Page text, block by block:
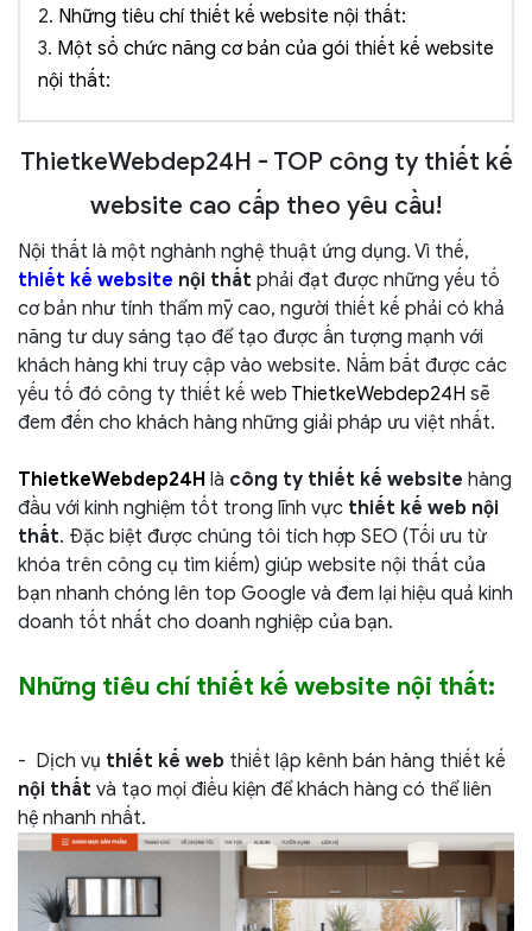
2. Những tiêu chí thiết kế website nội thất:
3. Một số chức năng cơ bản của gói thiết kế website
nội thất:
ThietkeWebdep24H - TOP công ty thiết kế
website cao cấp theo yêu cầu!
Nội thất là một nghành nghệ thuật ứng dụng. Vì thế,
thiết kế website nội thất phải đạt được những yếu tố
cơ bản như tính thẩm mỹ cao, người thiết kế phải có khả
năng tư duy sáng tạo để tạo được ấn tượng mạnh với
khách hàng khi truy cập vào website. Nắm bắt được các
yếu tố đó công ty thiết kế web ThietkeWebdep24H sẽ
đem đến cho khách hàng những giải pháp ưu việt nhất.
ThietkeWebdep24H là công ty thiết kế website hàng
đầu với kinh nghiệm tốt trong lĩnh vực thiết kế web nội
thất. Đặc biệt được chúng tôi tích hợp SEO (Tối ưu từ
khóa trên công cụ tìm kiếm) giúp website nội thất của
bạn nhanh chóng lên top Google và đem lại hiệu quả kinh
doanh tốt nhất cho doanh nghiệp của bạn.
Những tiêu chí thiết kế website nội thất:
- Dịch vụ thiết kế web thiết lập kênh bán hàng thiết kế
nội thất và tạo mọi điều kiện để khách hàng có thể liên
hệ nhanh nhất.